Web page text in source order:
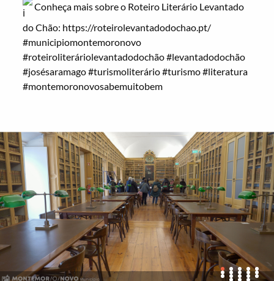
Conheça mais sobre o Roteiro Literário Levantado
do Chão: https://roteirolevantadodochao.pt/
#municipiomontemoronovo
#roteiroliteráriolevantadodochão#levantadodochão
#josésaramago#turismoliterário#turismo#literatura
#montemoronovosabemuitobem